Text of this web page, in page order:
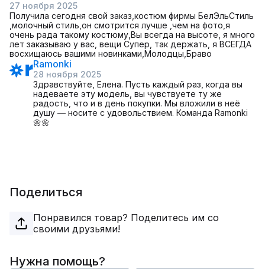
27 ноября 2025
Получила сегодня свой заказ,костюм фирмы БелЭльСтиль
,молочный стиль,он смотрится лучше ,чем на фото,я
очень рада такому костюму,Вы всегда на высоте, я много
лет заказываю у вас, вещи Супер, так держать, я ВСЕГДА
восхищаюсь вашими новинками,Молодцы,Браво
Ramonki
28 ноября 2025
Здравствуйте, Елена. Пусть каждый раз, когда вы
надеваете эту модель, вы чувствуете ту же
радость, что и в день покупки. Мы вложили в неё
душу — носите с удовольствием. Команда Ramonki
🌼🌼
Поделиться
Понравился товар? Поделитесь им со
своими друзьями!
Нужна помощь?